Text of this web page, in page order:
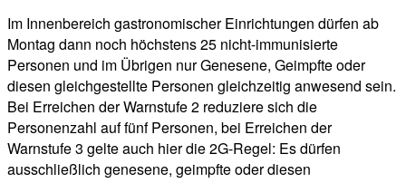
Im Innenbereich gastronomischer Einrichtungen dürfen ab
Montag dann noch höchstens 25 nicht-immunisierte
Personen und im Übrigen nur Genesene, Geimpfte oder
diesen gleichgestellte Personen gleichzeitig anwesend sein.
Bei Erreichen der Warnstufe 2 reduziere sich die
Personenzahl auf fünf Personen, bei Erreichen der
Warnstufe 3 gelte auch hier die 2G-Regel: Es dürfen
ausschließlich genesene, geimpfte oder diesen